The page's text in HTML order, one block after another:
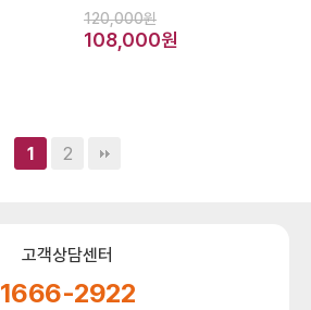
120,000원
108,000원
1 2
고객상담센터
1666-2922